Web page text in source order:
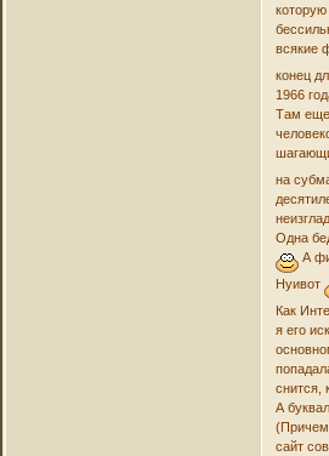
всякие
конец
1966
Там еще
на
Одна
А
Нуивот
Как
я его
снится,
А
(Причем
сайт